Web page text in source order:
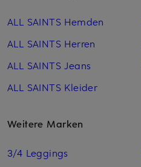
ALL SAINTS Hemden
ALL SAINTS Herren
ALL SAINTS Jeans
ALL SAINTS Kleider
Weitere Marken
3/4 Leggings